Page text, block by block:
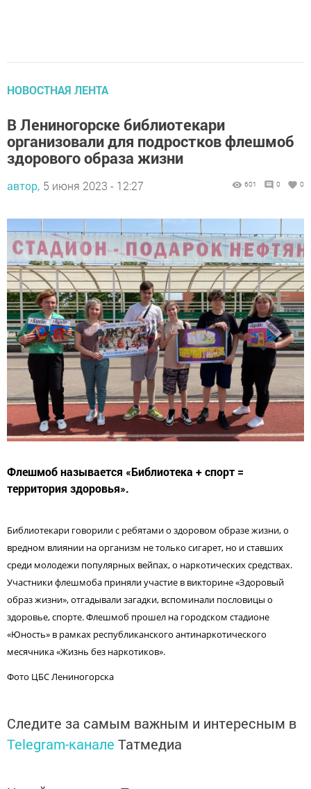
НОВОСТНАЯ ЛЕНТА
В Лениногорске библиотекари
организовали для подростков флешмоб
здорового образа жизни
автор, 5 июня 2023 - 12:27 601 0 0
Флешмоб называется «Библиотека + спорт =
территория здоровья».
Библиотекари говорили с ребятами о здоровом образе жизни, о
вредном влиянии на организм не только сигарет, но и ставших
среди молодежи популярных вейпах, о наркотических средствах.
Участники флешмоба приняли участие в викторине «Здоровый
образ жизни», отгадывали загадки, вспоминали пословицы о
здоровье, спорте.Флешмоб прошел на городском стадионе
«Юность» в рамках республиканского антинаркотического
месячника «Жизнь без наркотиков».
Фото ЦБС Лениногорска
Следите за самым важным и интересным в
Telegram-канале Татмедиа